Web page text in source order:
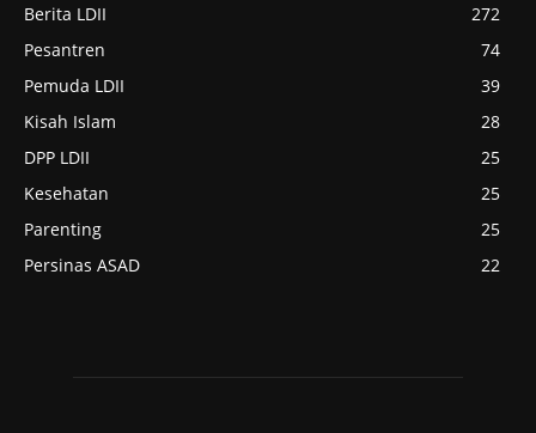
Berita LDII
272
Pesantren
74
Pemuda LDII
39
Kisah Islam
28
DPP LDII
25
Kesehatan
25
Parenting
25
Persinas ASAD
22